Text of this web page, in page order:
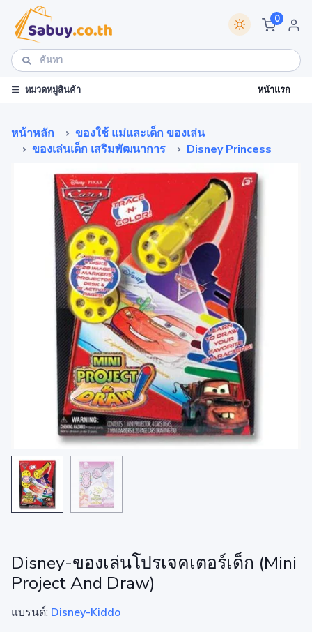
0
หมวดหมู่สินค้า หน้าแรก
หน้าหลัก
ของใช้ แม่และเด็ก ของเล่น
ของเล่นเด็ก เสริมพัฒนาการ
Disney Princess
Disney-ของเล่นโปรเจคเตอร์เด็ก (Mini
Project And Draw)
แบรนด์: Disney-Kiddo